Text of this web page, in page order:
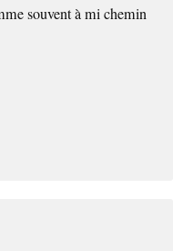
souvent à mi chemin